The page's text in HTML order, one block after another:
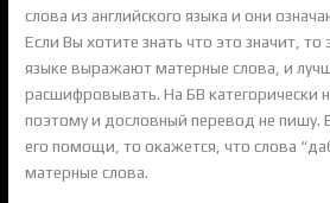
слова из английского языка и они
Если Вы хотите знать что это значит, то
языке выражают матерные слова, и
расшифровывать. На БВ категорически
поэтому и дословный перевод не пишу.
его помощи, то окажется, что слова
матерные слова.